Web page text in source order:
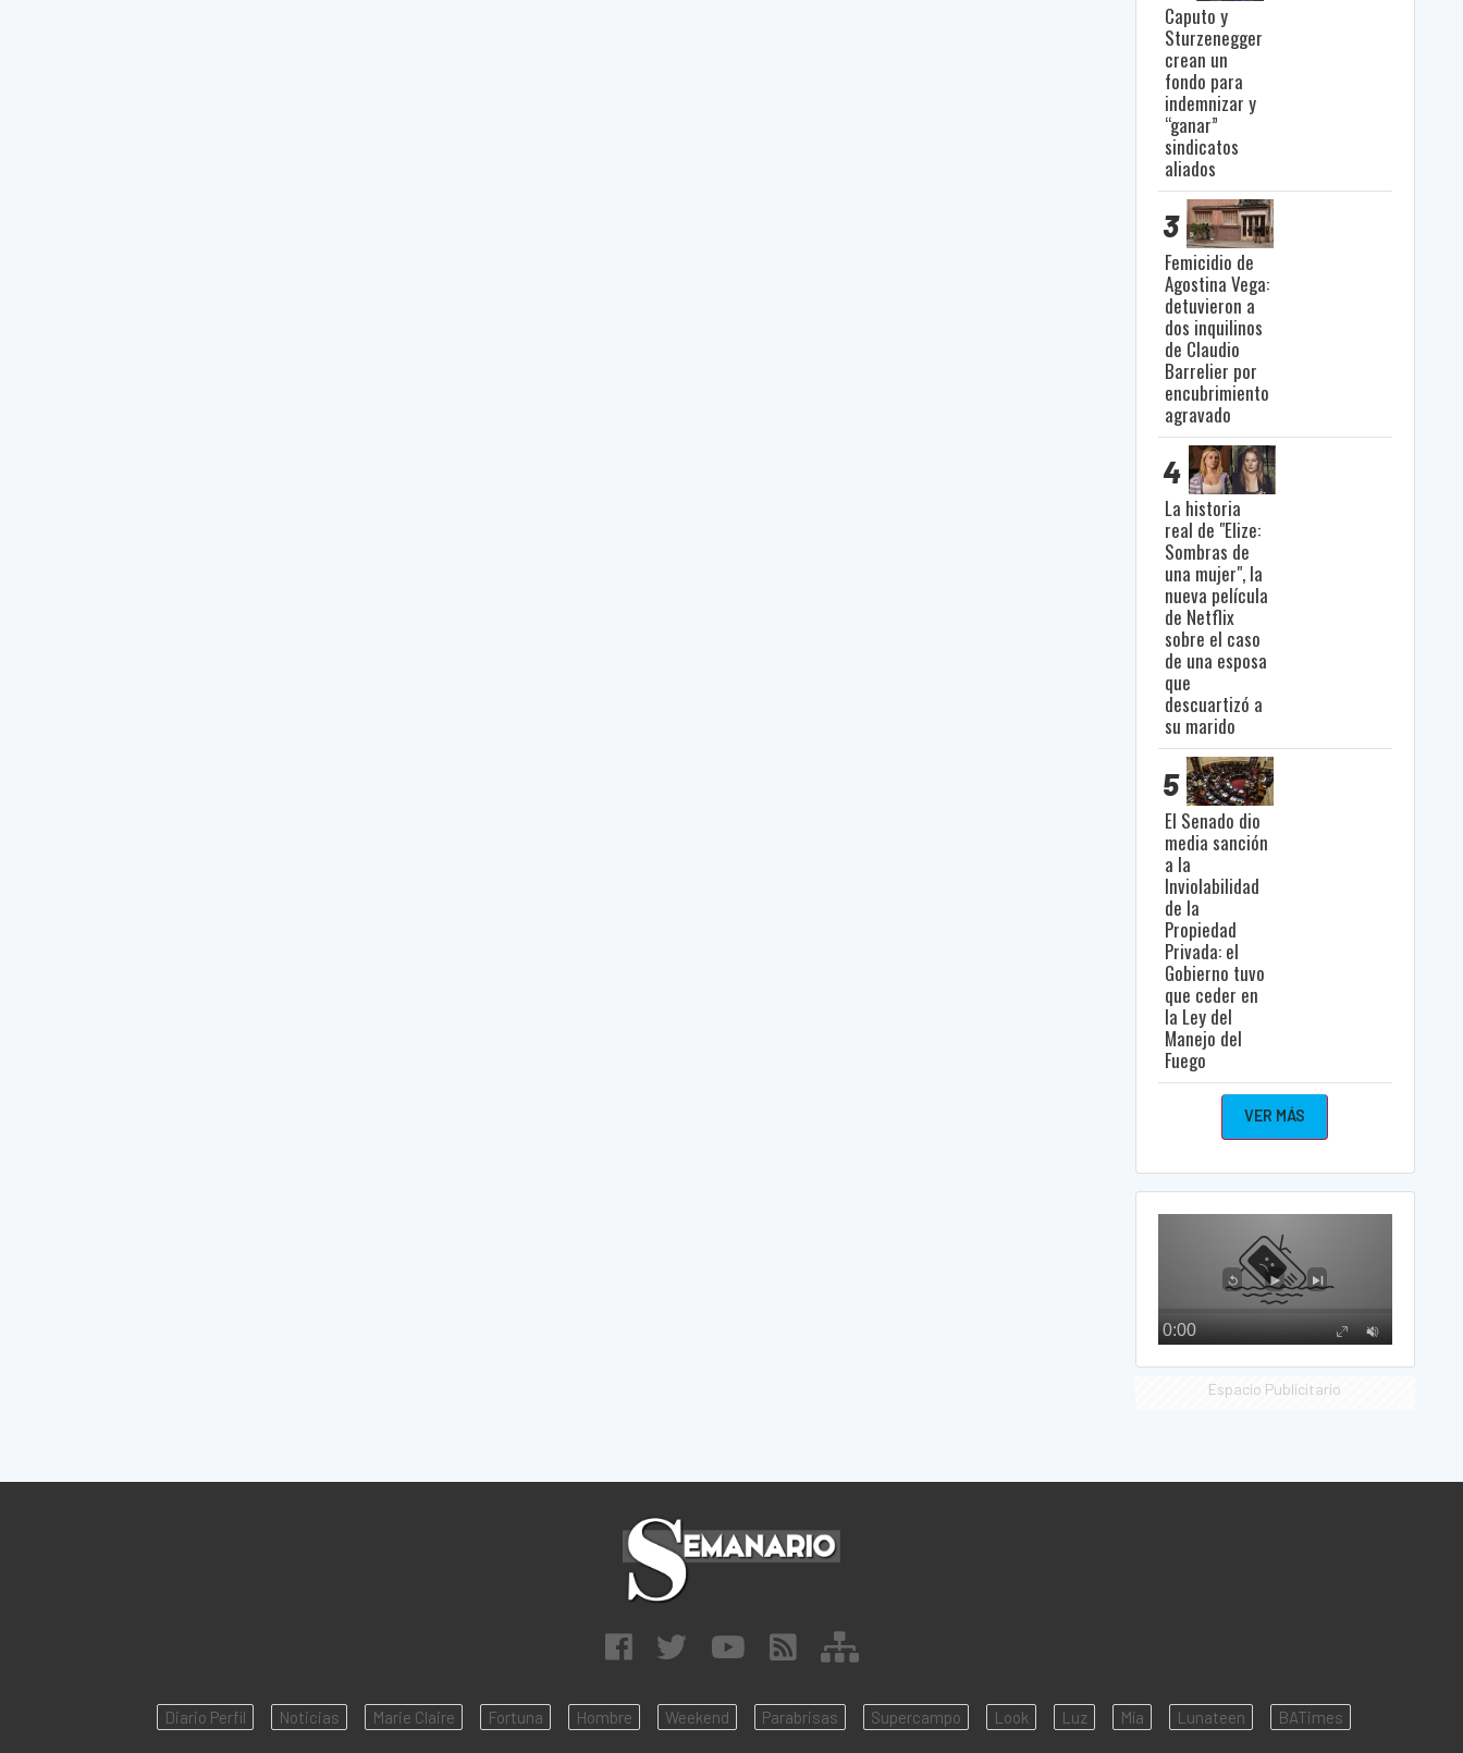
Caputo y
Sturzenegger
crean un
fondo para
indemnizar y
“ganar”
sindicatos
aliados
3
Femicidio de
Agostina Vega:
detuvieron a
dos inquilinos
de Claudio
Barrelier por
encubrimiento
agravado
4
La historia
real de "Elize:
Sombras de
una mujer", la
nueva película
de Netflix
sobre el caso
de una esposa
que
descuartizó a
su marido
5
El Senado dio
media sanción
a la
Inviolabilidad
de la
Propiedad
Privada: el
Gobierno tuvo
que ceder en
la Ley del
Manejo del
Fuego
VER MÁS
Espacio Publicitario
Diario Perfil Noticias Marie Claire Fortuna Hombre Weekend Parabrisas Supercampo Look Luz Mía Lunateen BATimes